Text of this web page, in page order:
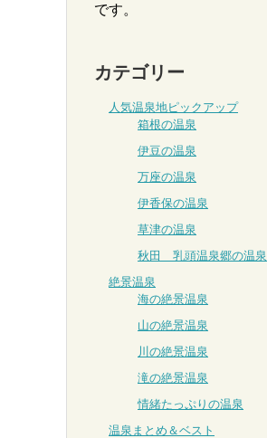
です。
カテゴリー
人気温泉地ピックアップ
箱根の温泉
伊豆の温泉
万座の温泉
伊香保の温泉
草津の温泉
秋田 乳頭温泉郷の温泉
絶景温泉
海の絶景温泉
山の絶景温泉
川の絶景温泉
滝の絶景温泉
情緒たっぷりの温泉
温泉まとめ＆ベスト